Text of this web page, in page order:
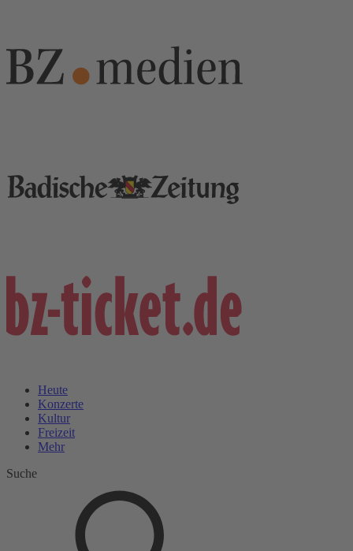
Heute
Konzerte
Kultur
Freizeit
Mehr
Suche